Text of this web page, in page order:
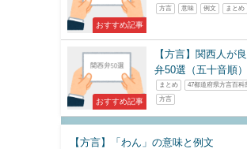
おすすめ記事
方言 意味 例文 まとめ
おすすめ記事
【方言】関西人が
弁50選（五十音順）
まとめ 47都道府県方言百科
方言
【方言】「わん」の意味と例文